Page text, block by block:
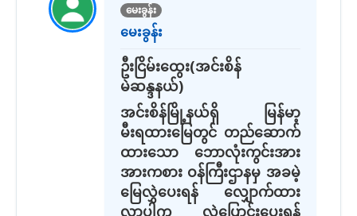
မေးခွန်း
မေးခွန်း
ဦးငြိမ်းထွေး(အင်းစိန်
မဲဆန္ဒနယ်)
အင်းစိန်မြို့နယ်ရှိ မြန်မာ့
မီးရထားမြေတွင် တည်ဆောက်
ထားသော ဘောလုံးကွင်းအား
အားကစား ဝန်ကြီးဌာနမှ အခမဲ့
မြေလွှဲပေးရန် လျှောက်ထား
လာပါက လွှဲပြောင်းပေးရန်